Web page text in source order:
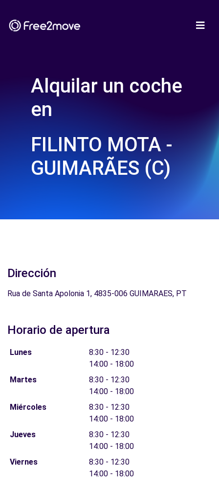
Alquilar un coche
en
FILINTO MOTA -
GUIMARÃES (C)
Dirección
Rua de Santa Apolonia 1, 4835-006 GUIMARAES, PT
Horario de apertura
Lunes
8:30 - 12:30
14:00 - 18:00
Martes
8:30 - 12:30
14:00 - 18:00
Miércoles
8:30 - 12:30
14:00 - 18:00
Jueves
8:30 - 12:30
14:00 - 18:00
Viernes
8:30 - 12:30
14:00 - 18:00